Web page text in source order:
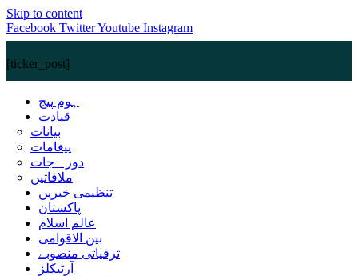
Skip to content
Facebook TwitterYoutube Instagram
[ticker_post]
ہوم پیج
قیادت
بیانات
پیغامات
دورہ جات
ملاقاتیں
تنظیمی خبریں
پاکستان
عالم اسلام
بین الاقوامی
ترقیاتی منصوبے
آرٹیکلز